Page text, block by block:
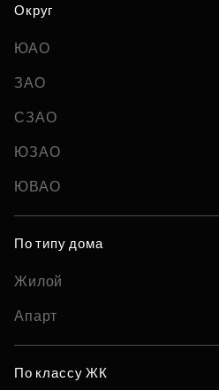
Округ
ЮАО
ЗАО
СЗАО
ЮЗАО
ЮВАО
По типу дома
Жилой
Апарт
По классу ЖК